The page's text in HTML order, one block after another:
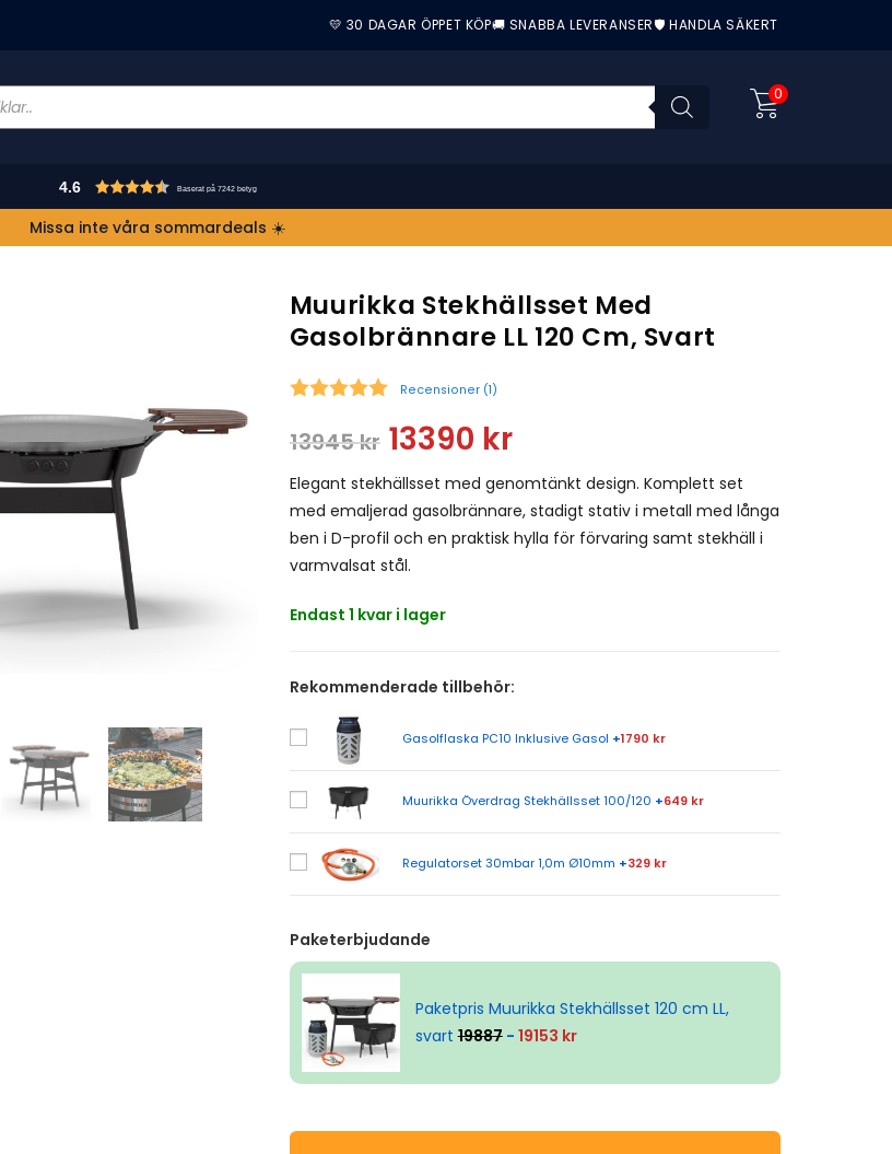
💛 30 DAGAR ÖPPET KÖP🚚 SNABBA LEVERANSER🛡️ HANDLA SÄKERT
0
4.6 Baserat på 7242 betyg
Missa inte våra sommardeals ☀️
Muurikka Stekhällsset Med
Gasolbrännare LL 120 Cm, Svart
Recensioner (1)
13945kr 13390 kr
Elegant stekhällsset med genomtänkt design. Komplett set
med emaljerad gasolbrännare, stadigt stativ i metall med långa
ben i D-profil och en praktisk hylla för förvaring samt stekhäll i
varmvalsat stål.
Endast 1 kvar i lager
Rekommenderade tillbehör:
Gasolflaska PC10 Inklusive Gasol +1790 kr
Muurikka Överdrag Stekhällsset 100/120 +649 kr
Regulatorset 30mbar 1,0m Ø10mm +329 kr
Paketerbjudande
Paketpris Muurikka Stekhällsset 120 cm LL,
svart19887- 19153 kr